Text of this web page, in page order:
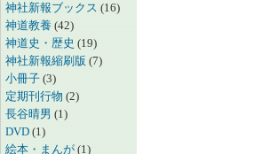
神社新報ブックス (16)
神道教養 (42)
神道史・歴史 (19)
神社新報縮刷版 (7)
小冊子 (3)
定期刊行物 (2)
長谷晴男 (1)
DVD (1)
絵本・まんが (1)